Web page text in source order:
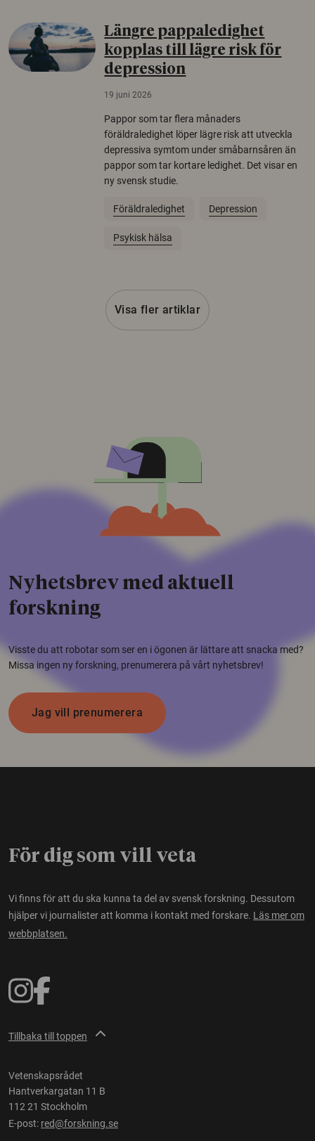
Längre pappaledighet
kopplas till lägre risk för
depression
19 juni 2026
Pappor som tar flera månaders
föräldraledighet löper lägre risk att utveckla
depressiva symtom under småbarnsåren än
pappor som tar kortare ledighet. Det visar en
ny svensk studie.
Föräldraledighet Depression
Psykisk hälsa
Visa fler artiklar
Nyhetsbrev med aktuell
forskning
Visste du att robotar som ser en i ögonen är lättare att snacka med?
Missa ingen ny forskning, prenumerera på vårt nyhetsbrev!
Jag vill prenumerera
För dig som vill veta
Vi finns för att du ska kunna ta del av svensk forskning. Dessutom
hjälper vi journalister att komma i kontakt med forskare. Läs mer om
webbplatsen.
Tillbaka till toppen
Vetenskapsrådet
Hantverkargatan 11 B
112 21 Stockholm
E-post: red@forskning.se